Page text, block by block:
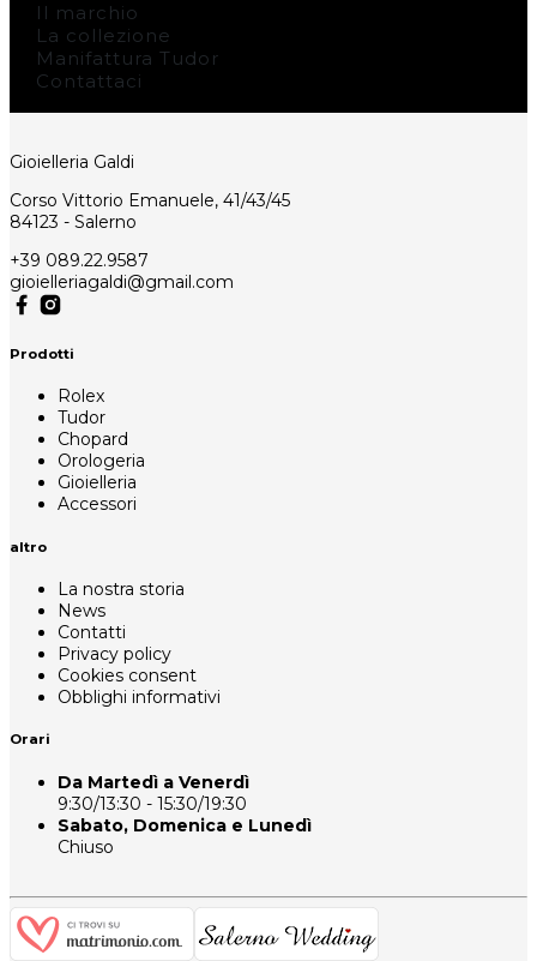
Il marchio
La collezione
Manifattura Tudor
Contattaci
Gioielleria Galdi
Corso Vittorio Emanuele, 41/43/45
84123 - Salerno
+39 089.22.9587
gioielleriagaldi@gmail.com
Prodotti
Rolex
Tudor
Chopard
Orologeria
Gioielleria
Accessori
altro
La nostra storia
News
Contatti
Privacy policy
Cookies consent
Obblighi informativi
Orari
Da Martedì a Venerdì
9:30/13:30 - 15:30/19:30
Sabato, Domenica e Lunedì
Chiuso